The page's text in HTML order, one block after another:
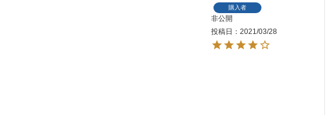
購入者
非公開
投稿日
2021/03/28